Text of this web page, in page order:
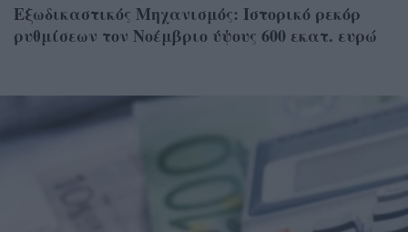
Εξωδικαστικός Μηχανισμός: Ιστορικό ρεκόρ
ρυθμίσεων τον Νοέμβριο ύψους 600 εκατ. ευρώ